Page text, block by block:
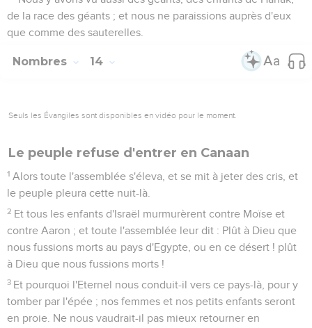
de la race des géants ; et nous ne paraissions auprès d'eux
que comme des sauterelles.
Nombres 14
Seuls les Évangiles sont disponibles en vidéo pour le moment.
Le peuple refuse d'entrer en Canaan
1 Alors toute l'assemblée s'éleva, et se mit à jeter des cris, et
le peuple pleura cette nuit-là.
2 Et tous les enfants d'Israël murmurèrent contre Moïse et
contre Aaron ; et toute l'assemblée leur dit : Plût à Dieu que
nous fussions morts au pays d'Egypte, ou en ce désert ! plût
à Dieu que nous fussions morts !
3 Et pourquoi l'Eternel nous conduit-il vers ce pays-là, pour y
tomber par l'épée ; nos femmes et nos petits enfants seront
en proie. Ne nous vaudrait-il pas mieux retourner en